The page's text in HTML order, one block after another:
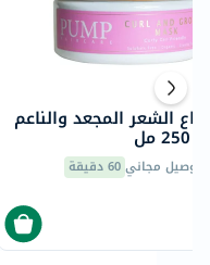
الشعر المجعد والناعم
توصيل مجاني60 دقيقة